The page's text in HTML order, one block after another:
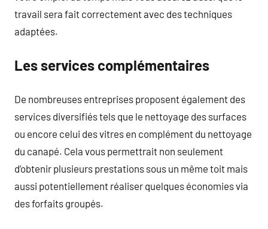
travail sera fait correctement avec des techniques
adaptées.
Les services complémentaires
De nombreuses entreprises proposent également des
services diversifiés tels que le nettoyage des surfaces
ou encore celui des vitres en complément du nettoyage
du canapé. Cela vous permettrait non seulement
d’obtenir plusieurs prestations sous un même toit mais
aussi potentiellement réaliser quelques économies via
des forfaits groupés.